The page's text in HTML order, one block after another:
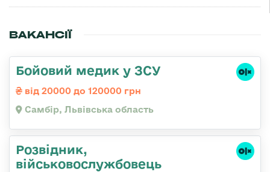
ВАКАНСІЇ
Бойовий медик у ЗСУ
від 20000 до 120000 грн
Самбір, Львівська область
Розвідник,
військовослужбовець